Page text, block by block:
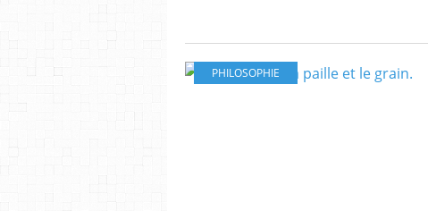
PHILOSOPHIE